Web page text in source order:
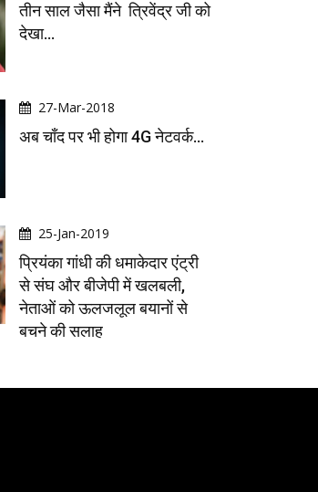
तीन साल जैसा मैंने त्रिवेंद्र जी को
देखा...
27-Mar-2018
अब चाँद पर भी होगा 4G नेटवर्क...
25-Jan-2019
प्रियंका गांधी की धमाकेदार एंट्री
से संघ और बीजेपी में खलबली,
नेताओं को ऊलजलूल बयानों से
बचने की सलाह